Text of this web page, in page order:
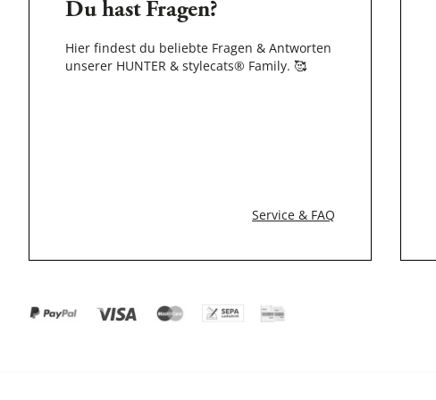
Du hast Fragen?
Hier findest du beliebte Fragen & Antworten
unserer HUNTER & stylecats® Family. 🥰
Service & FAQ